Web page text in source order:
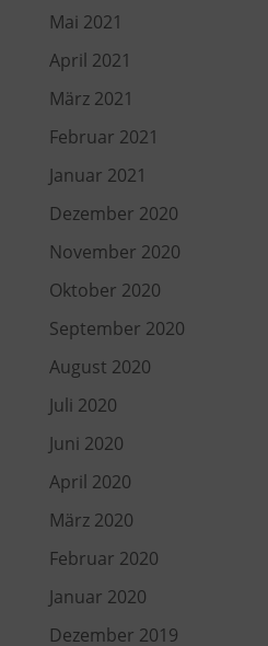
Mai 2021
April 2021
März 2021
Februar 2021
Januar 2021
Dezember 2020
November 2020
Oktober 2020
September 2020
August 2020
Juli 2020
Juni 2020
April 2020
März 2020
Februar 2020
Januar 2020
Dezember 2019